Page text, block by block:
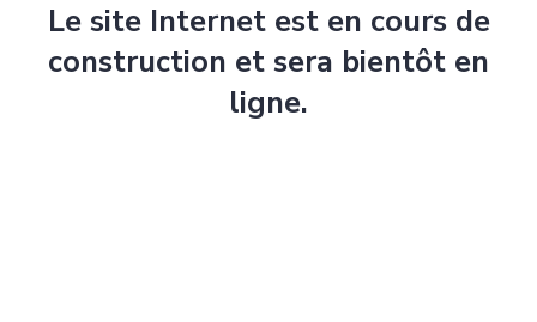
Le site Internet est en cours de
construction et sera bientôt en
ligne.